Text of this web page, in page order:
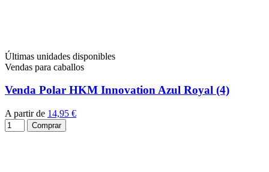
Últimas unidades disponibles
Vendas para caballos
Venda Polar HKM Innovation Azul Royal (4)
A partir de 14,95 €
Comprar